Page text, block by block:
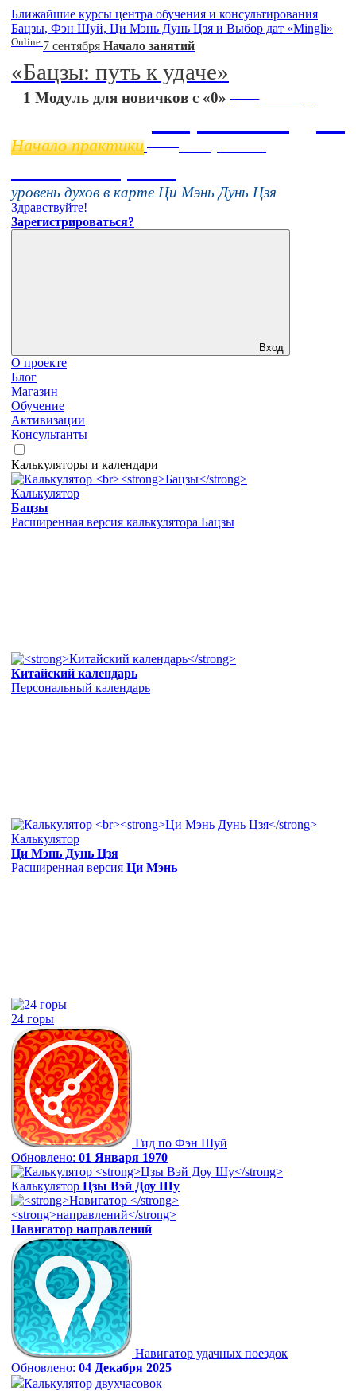
Ближайшие курсы центра обучения и консультирования
Бацзы, Фэн Шуй, Ци Мэнь Дунь Цзя и Выбор дат «Mingli»
Online 7 сентября Начало занятий
«Бацзы: путь к удаче»
1 Модуль для новичков с «0» 11 ноября
Начало практики
уровень духов в карте Ци Мэнь Дунь Цзя
Здравствуйте!
Зарегистрироваться?
Вход
О проекте
Блог
Магазин
Обучение
Активизации
Консультанты
Калькуляторы и календари
Калькулятор
Бацзы
Расширенная версия калькулятора Бацзы
Китайский календарь
Персональный календарь
Калькулятор
Ци Мэнь Дунь Цзя
Расширенная версия Ци Мэнь
24 горы
Гид по Фэн Шуй
Обновлено: 01 Января 1970
Калькулятор Цзы Вэй Доу Шу
Навигатор направлений
Навигатор удачных поездок
Обновлено: 04 Декабря 2025
Калькулятор двухчасовок